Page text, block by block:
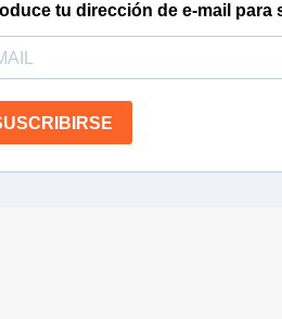
tu dirección de e-mail para